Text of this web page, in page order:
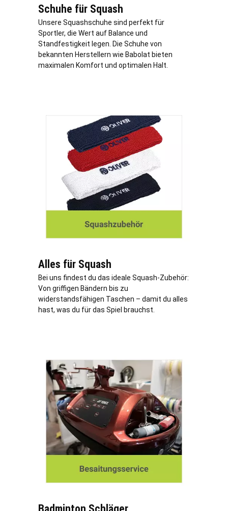
Schuhe für Squash
Unsere Squashschuhe sind perfekt für
Sportler, die Wert auf Balance und
Standfestigkeit legen. Die Schuhe von
bekannten Herstellern wie Babolat bieten
maximalen Komfort und optimalen Halt.
Alles für Squash
Bei uns findest du das ideale Squash-Zubehör:
Von griffigen Bändern bis zu
widerstandsfähigen Taschen – damit du alles
hast, was du für das Spiel brauchst.